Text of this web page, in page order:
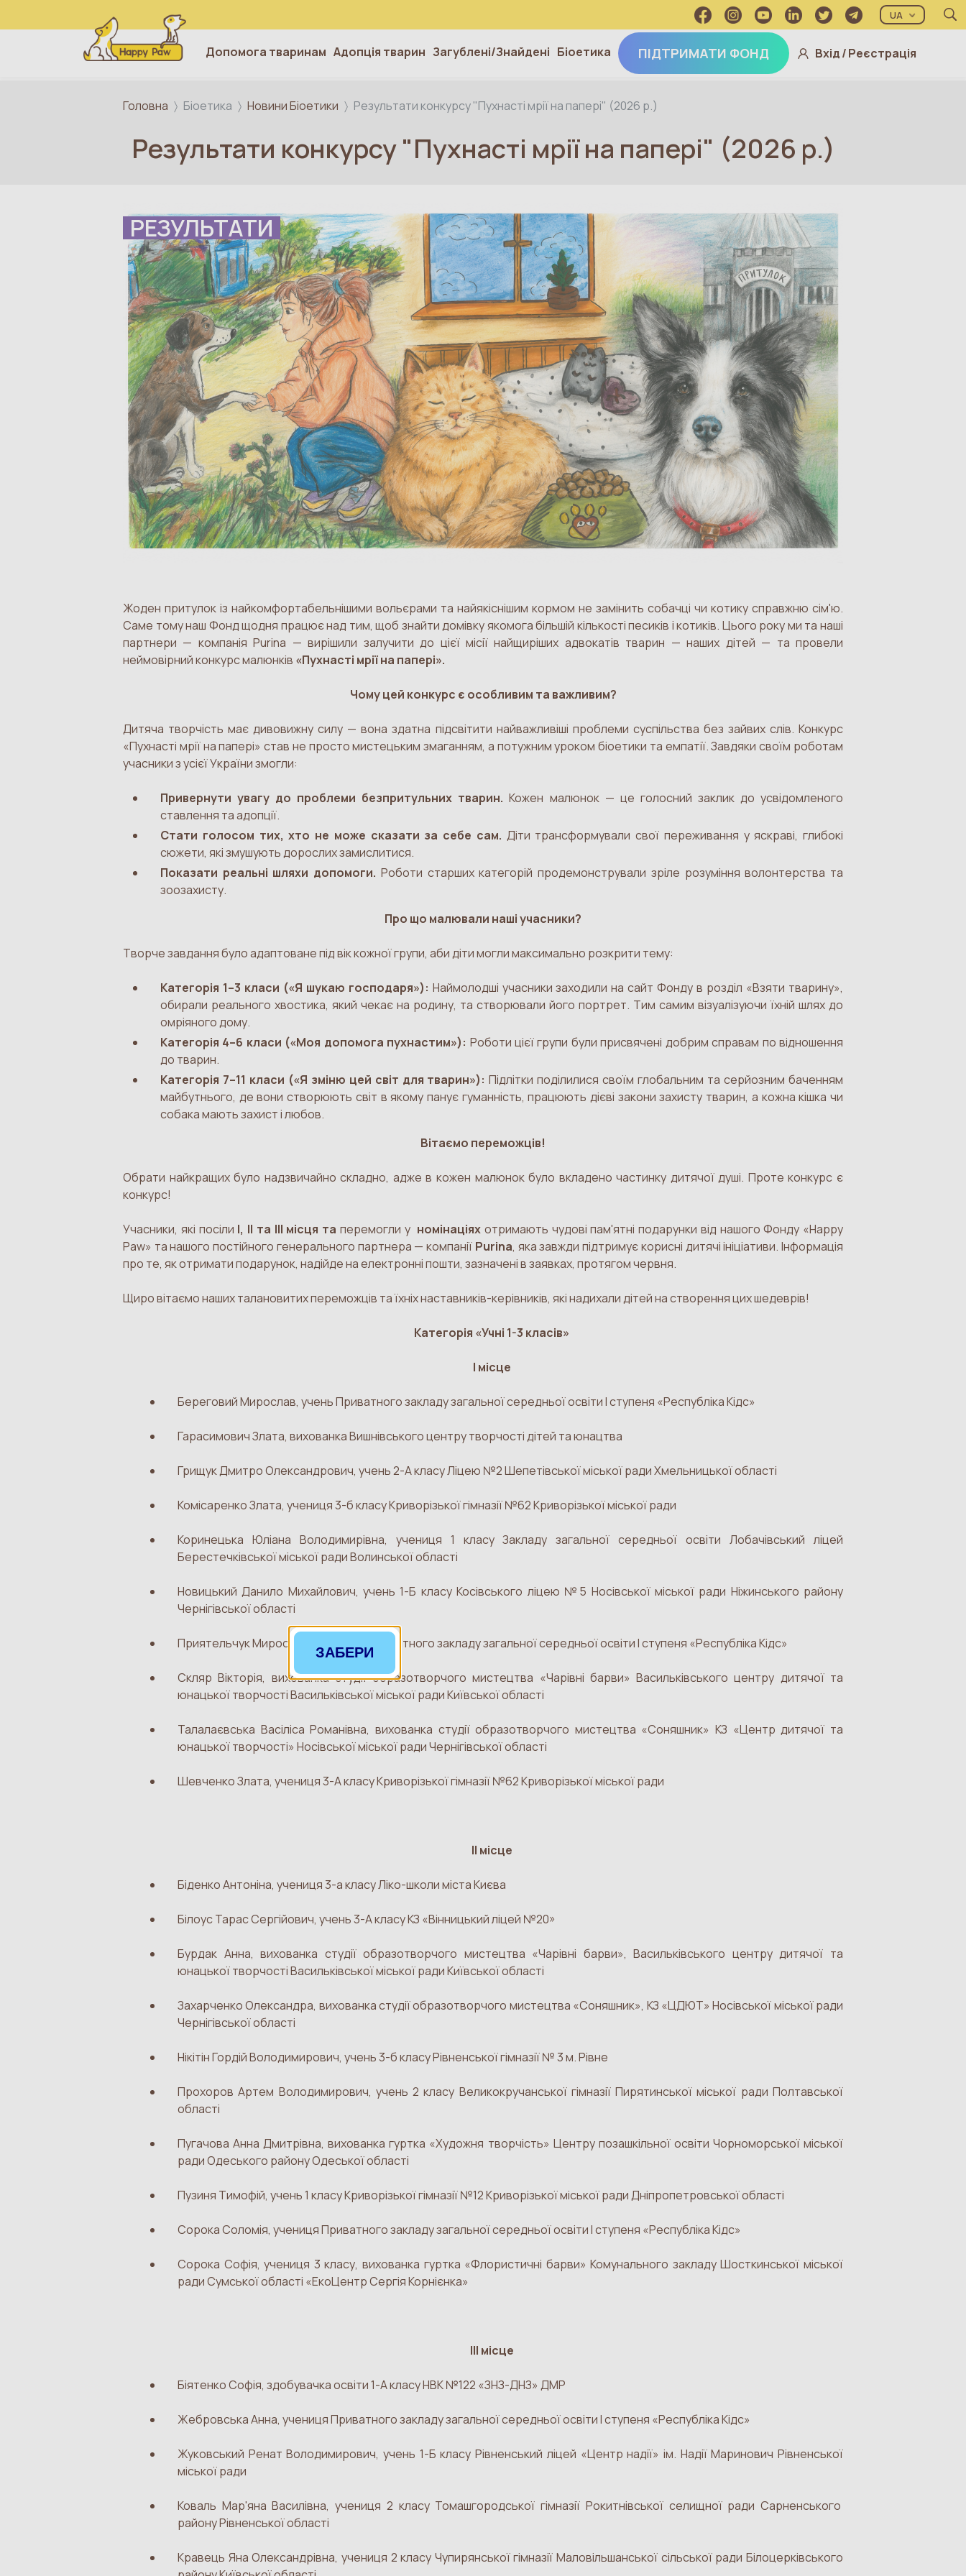
Допомога тваринам Адопція тварин Загублені/Знайдені Біоетика ПІДТРИМАТИ ФОНД Вхід/Реєстрація
UA
Головна Біоетика Новини Біоетики Результати конкурсу "Пухнасті мрії на папері" (2026 р.)
Результати конкурсу "Пухнасті мрії на папері" (2026 р.)
РЕЗУЛЬТАТИ
Жоден притулок із найкомфортабельнішими вольєрами та найякіснішим кормом не замінить собачці чи котику справжню сім'ю.
Саме тому наш Фонд щодня працює над тим, щоб знайти домівку якомога більшій кількості песиків і котиків. Цього року ми та наші
партнери — компанія Purina — вирішили залучити до цієї місії найщиріших адвокатів тварин — наших дітей — та провели
неймовірний конкурс малюнків «Пухнасті мрії на папері».
Чому цей конкурс є особливим та важливим?
Дитяча творчість має дивовижну силу — вона здатна підсвітити найважливіші проблеми суспільства без зайвих слів. Конкурс
«Пухнасті мрії на папері» став не просто мистецьким змаганням, а потужним уроком біоетики та емпатії. Завдяки своїм роботам
учасники з усієї України змогли:
Привернути увагу до проблеми безпритульних тварин. Кожен малюнок — це голосний заклик до усвідомленого
ставлення та адопції.
Стати голосом тих, хто не може сказати за себе сам. Діти трансформували свої переживання у яскраві, глибокі
сюжети, які змушують дорослих замислитися.
Показати реальні шляхи допомоги. Роботи старших категорій продемонстрували зріле розуміння волонтерства та
зоозахисту.
Про що малювали наші учасники?
Творче завдання було адаптоване під вік кожної групи, аби діти могли максимально розкрити тему:
Категорія 1–3 класи («Я шукаю господаря»): Наймолодші учасники заходили на сайт Фонду в розділ «Взяти тварину»,
обирали реального хвостика, який чекає на родину, та створювали його портрет. Тим самим візуалізуючи їхній шлях до
омріяного дому.
Категорія 4–6 класи («Моя допомога пухнастим»): Роботи цієї групи були присвячені добрим справам по відношення
до тварин.
Категорія 7–11 класи («Я зміню цей світ для тварин»): Підлітки поділилися своїм глобальним та серйозним баченням
майбутнього, де вони створюють світ в якому панує гуманність, працюють дієві закони захисту тварин, а кожна кішка чи
собака мають захист і любов.
Вітаємо переможців!
Обрати найкращих було надзвичайно складно, адже в кожен малюнок було вкладено частинку дитячої душі. Проте конкурс є
конкурс!
Учасники, які посіли І, ІІ та ІІІ місця та перемогли у номінаціях отримають чудові пам'ятні подарунки від нашого Фонду «Happy
Paw» та нашого постійного генерального партнера — компанії Purina, яка завжди підтримує корисні дитячі ініціативи. Інформація
про те, як отримати подарунок, надійде на електронні пошти, зазначені в заявках, протягом червня.
Щиро вітаємо наших талановитих переможців та їхніх наставників-керівників, які надихали дітей на створення цих шедеврів!
Категорія «Учні 1-3 класів»
І місце
Береговий Мирослав, учень Приватного закладу загальної середньої освіти І ступеня «Республіка Кідс»
Гарасимович Злата, вихованка Вишнівського центру творчості дітей та юнацтва
Грищук Дмитро Олександрович, учень 2-А класу Ліцею №2 Шепетівської міської ради Хмельницької області
Комісаренко Злата, учениця 3-б класу Криворізької гімназії №62 Криворізької міської ради
Коринецька Юліана Володимирівна, учениця 1 класу Закладу загальної середньої освіти Лобачівський ліцей
Берестечківської міської ради Волинської області
Новицький Данило Михайлович, учень 1-Б класу Косівського ліцею №5 Носівської міської ради Ніжинського району
Чернігівської області
Приятельчук Мирослава, учениця Приватного закладу загальної середньої освіти І ступеня «Республіка Кідс»
Скляр Вікторія, вихованка студії образотворчого мистецтва «Чарівні барви» Васильківського центру дитячої та
юнацької творчості Васильківської міської ради Київської області
Талалаєвська Васіліса Романівна, вихованка студії образотворчого мистецтва «Соняшник» КЗ «Центр дитячої та
юнацької творчості» Носівської міської ради Чернігівської області
Шевченко Злата, учениця 3-А класу Криворізької гімназії №62 Криворізької міської ради
ІІ місце
Біденко Антоніна, учениця 3-а класу Ліко-школи міста Києва
Білоус Тарас Сергійович, учень 3-А класу КЗ «Вінницький ліцей №20»
Бурдак Анна, вихованка студії образотворчого мистецтва «Чарівні барви», Васильківського центру дитячої та
юнацької творчості Васильківської міської ради Київської області
Захарченко Олександра, вихованка студії образотворчого мистецтва «Соняшник», КЗ «ЦДЮТ» Носівської міської ради
Чернігівської області
Нікітін Гордій Володимирович, учень 3-б класу Рівненської гімназії № 3 м. Рівне
Прохоров Артем Володимирович, учень 2 класу Великокручанської гімназії Пирятинської міської ради Полтавської
області
Пугачова Анна Дмитрівна, вихованка гуртка «Художня творчість» Центру позашкільної освіти Чорноморської міської
ради Одеського району Одеської області
Пузиня Тимофій, учень 1 класу Криворізької гімназії №12 Криворізької міської ради Дніпропетровської області
Сорока Соломія, учениця Приватного закладу загальної середньої освіти І ступеня «Республіка Кідс»
Сорока Софія, учениця 3 класу, вихованка гуртка «Флористичні барви» Комунального закладу Шосткинської міської
ради Сумської області «ЕкоЦентр Сергія Корнієнка»
ІІІ місце
Біятенко Софія, здобувачка освіти 1-А класу НВК №122 «ЗНЗ-ДНЗ» ДМР
Жебровська Анна, учениця Приватного закладу загальної середньої освіти І ступеня «Республіка Кідс»
Жуковський Ренат Володимирович, учень 1-Б класу Рівненський ліцей «Центр надії» ім. Надії Маринович Рівненської
міської ради
Коваль Мар'яна Василівна, учениця 2 класу Томашгородської гімназії Рокитнівської селищної ради Сарненського
району Рівненської області
Кравець Яна Олександрівна, учениця 2 класу Чупирянської гімназії Маловільшанської сільської ради Білоцерківського
ЗАБЕРИ